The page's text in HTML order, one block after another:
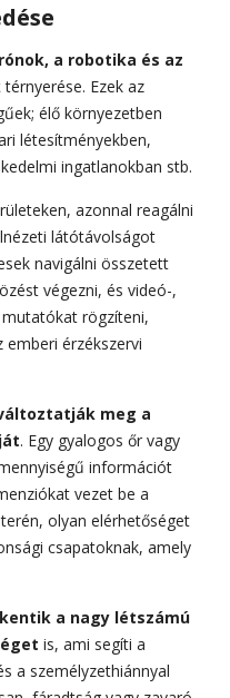
a robotika és az
térnyerése. Ezek az
élő környezetben
létesítményekben,
ingatlanokban stb.
azonnal reagálni
látótávolságot
navigálni összetett
végezni, és videó-,
rögzíteni,
érzékszervi
meg a
. Egy gyalogos őr vagy
információt
vezet be a
olyan elérhetőséget
csapatoknak, amely
a nagy létszámú
is, ami segíti a
a személyzethiánnyal